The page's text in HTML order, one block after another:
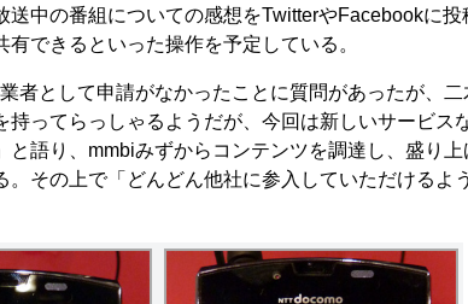
送中の番組についての感想をTwitterやFacebookに投
できるといった操作を予定している。
者として申請がなかったことに質問があったが、二
持ってらっしゃるようだが、今回は新しいサービス
と語り、mmbiみずからコンテンツを調達し、盛り上
。その上で「どんどん他社に参入していただけるよ